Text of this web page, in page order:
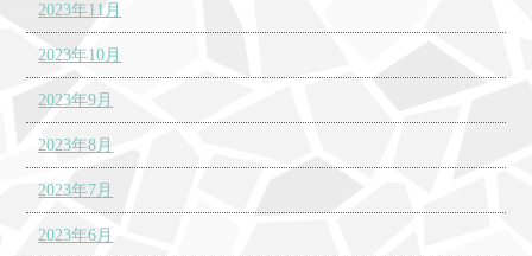
2023年11月
2023年10月
2023年9月
2023年8月
2023年7月
2023年6月